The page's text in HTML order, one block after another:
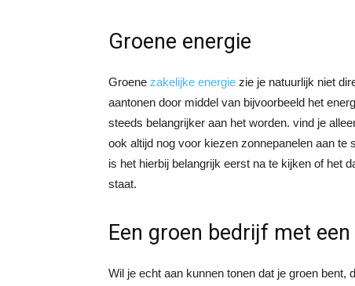
Groene energie
Groene zakelijke energie zie je natuurlijk niet
aantonen door middel van bijvoorbeeld het
steeds belangrijker aan het worden. vind je
ook altijd nog voor kiezen zonnepanelen aan
is het hierbij belangrijk eerst na te kijken of het
staat.
Een groen bedrijf met
Wil je echt aan kunnen tonen dat je groen bent,